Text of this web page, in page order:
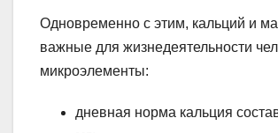
Одновременно с этим, кальций и
важные для жизнедеятельности
микроэлементы:
дневная норма кальция